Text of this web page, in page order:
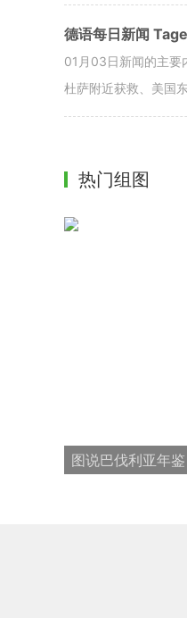
德语每日新闻
01月03日新闻的主要
杜萨附近获救、美国
热门组图
图说巴伐利亚年鉴